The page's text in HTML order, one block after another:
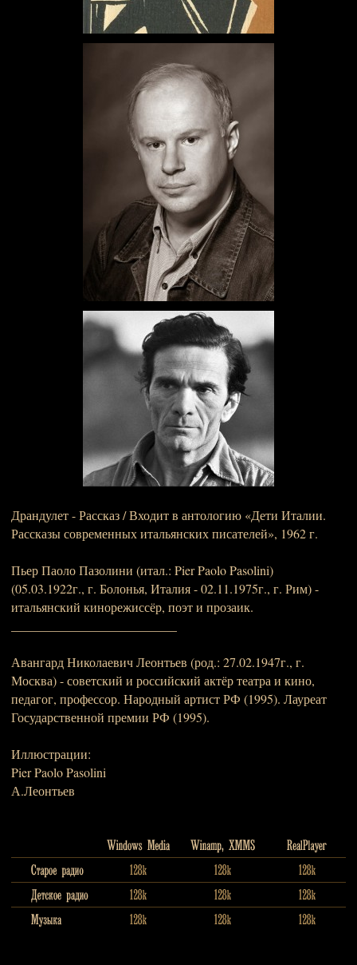
Драндулет - Рассказ / Входит в антологию «Дети Италии.
Рассказы современных итальянских писателей», 1962 г.
Пьер Паоло Пазолини (итал.: Pier Paolo Pasolini)
(05.03.1922г., г. Болонья, Италия - 02.11.1975г., г. Рим) -
итальянский кинорежиссёр, поэт и прозаик.
Авангард Николаевич Леонтьев (род.: 27.02.1947г., г.
Москва) - советский и российский актёр театра и кино,
педагог, профессор. Народный артист РФ (1995). Лауреат
Государственной премии РФ (1995).
Иллюстрации:
Pier Paolo Pasolini
А.Леонтьев